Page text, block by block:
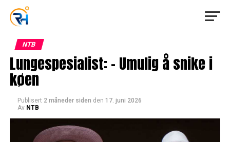
NTB
Lungespesialist: – Umulig å snike i
køen
Publisert 2 måneder siden den 17. juni 2026
Av NTB